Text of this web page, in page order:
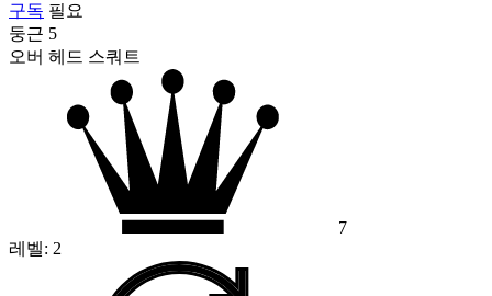
구독 필요
둥근 5
오버 헤드 스쿼트
7
레벨: 2